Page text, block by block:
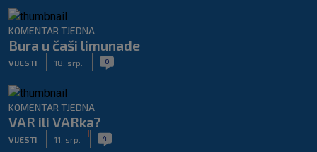
KOMENTAR TJEDNA
Bura u čaši limunade
VIJESTI 18. srp. 0
KOMENTAR TJEDNA
VAR ili VARka?
VIJESTI 11. srp. 4